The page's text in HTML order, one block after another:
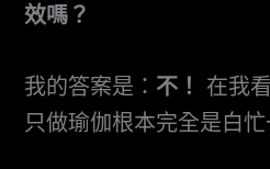
效嗎？
我的答案是： 不！
在我
只做瑜伽根本完全是白忙